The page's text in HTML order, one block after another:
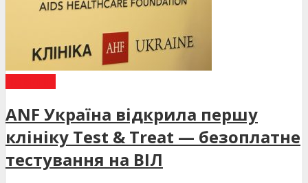
ANF Україна відкрила першу
клініку Test & Treat — безоплатне
тестування на ВІЛ